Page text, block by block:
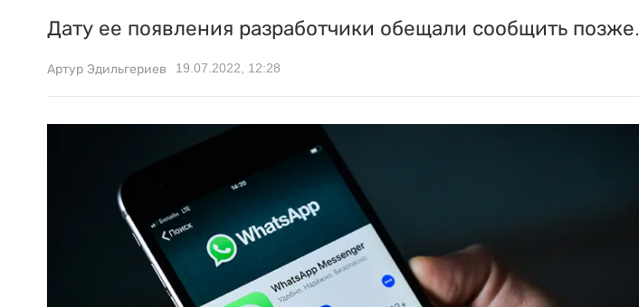
Дату ее появления разработчики обещали сообщить позже.
Артур Эдильгериев 19.07.2022, 12:28